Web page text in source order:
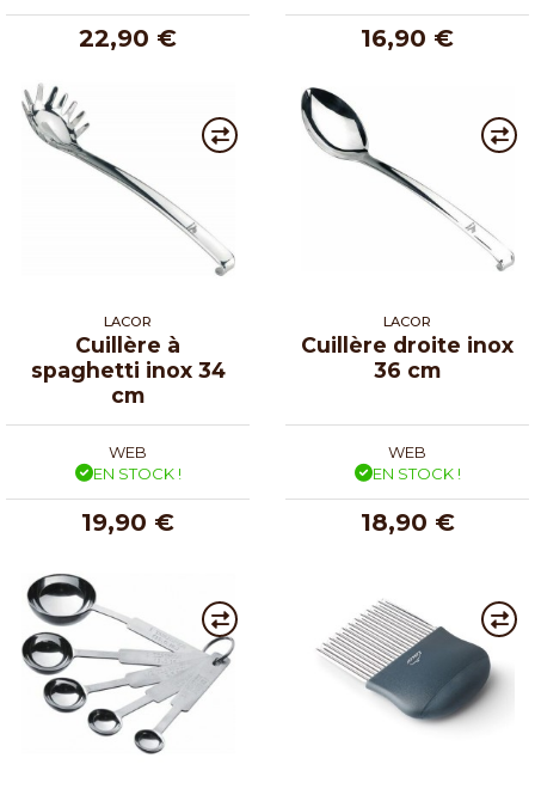
22,90 € 16,90 €
LACOR
Cuillère à
spaghetti inox 34
cm
WEB
EN STOCK !
19,90 €
LACOR
Cuillère droite inox
36 cm
WEB
EN STOCK !
18,90 €